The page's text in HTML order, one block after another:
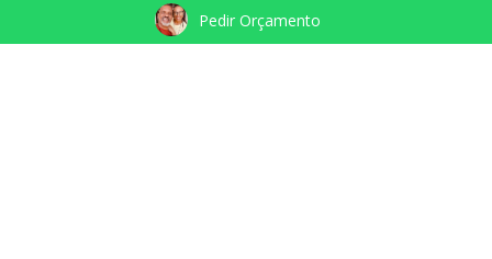
Pedir Orçamento